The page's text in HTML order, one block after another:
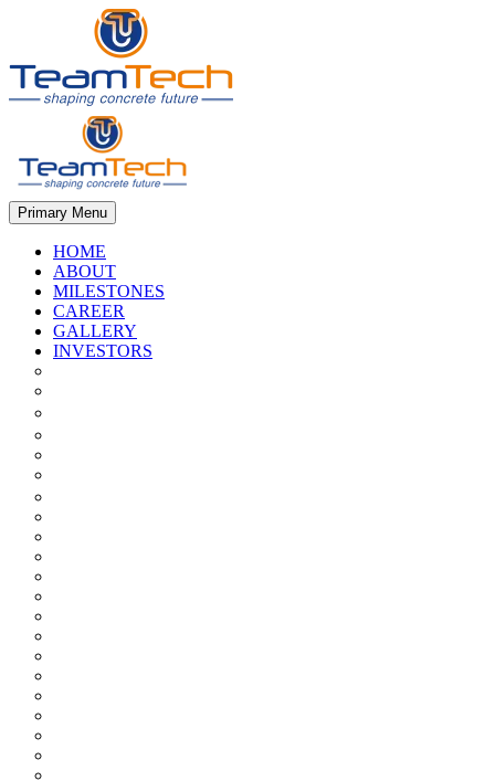
Primary Menu
HOME
ABOUT
MILESTONES
CAREER
GALLERY
INVESTORS